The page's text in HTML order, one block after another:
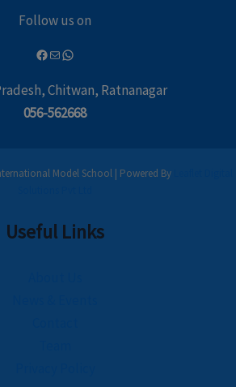
Follow us on
Chitwan, Ratnanagar
056-562668
Model School | Powered By
Useful Links